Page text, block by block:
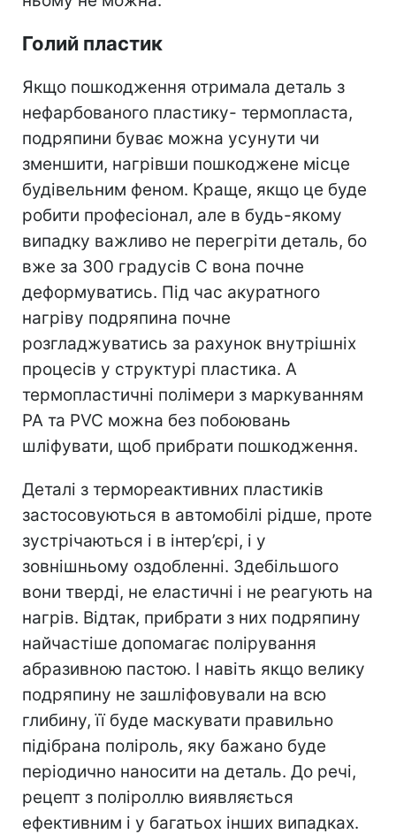
Голий пластик
Якщо пошкодження отримала деталь з
нефарбованого пластику- термопласта,
подряпини буває можна усунути чи
зменшити, нагрівши пошкоджене місце
будівельним феном. Краще, якщо це буде
робити професіонал, але в будь-якому
випадку важливо не перегріти деталь, бо
вже за 300 градусів С вона почне
деформуватись. Під час акуратного
нагріву подряпина почне
розгладжуватись за рахунок внутрішніх
процесів у структурі пластика. А
термопластичні полімери з маркуванням
PA та PVC можна без побоювань
шліфувати, щоб прибрати пошкодження.
Деталі з термореактивних пластиків
застосовуються в автомобілі рідше, проте
зустрічаються і в інтер’єрі, і у
зовнішньому оздобленні. Здебільшого
вони тверді, не еластичні і не реагують на
нагрів. Відтак, прибрати з них подряпину
найчастіше допомагає полірування
абразивною пастою. І навіть якщо велику
подряпину не зашліфовували на всю
глибину, її буде маскувати правильно
підібрана поліроль, яку бажано буде
періодично наносити на деталь. До речі,
рецепт з поліроллю виявляється
ефективним і у багатьох інших випадках.